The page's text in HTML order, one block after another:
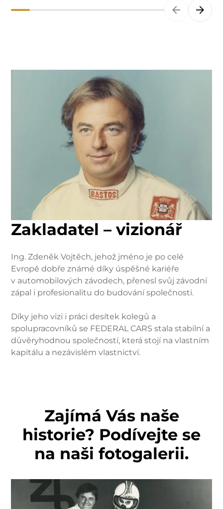
Zakladatel – vizionář
Ing. Zdeněk Vojtěch, jehož jméno je po celé
Evropě dobře známé díky úspěšné kariéře
v automobilových závodech, přenesl svůj závodní
zápal i profesionalitu do budování společnosti.
Díky jeho vizi i práci desítek kolegů a
spolupracovníků se FEDERAL CARS stala stabilní a
důvěryhodnou společností, která stojí na vlastním
kapitálu a nezávislém vlastnictví.
Zajímá Vás naše
historie? Podívejte se
na naši fotogalerii.